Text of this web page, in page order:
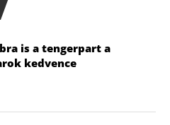
is a tengerpart a
kedvence